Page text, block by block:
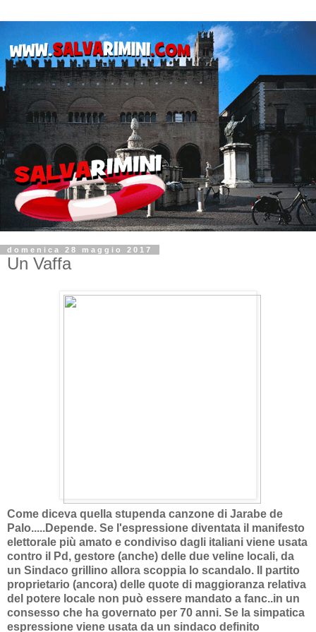
domenica 28 maggio 2017
Un Vaffa
Come diceva quella stupenda canzone di Jarabe de
Palo.....Depende. Se l'espressione diventata il manifesto
elettorale più amato e condiviso dagli italiani viene usata
contro il Pd, gestore (anche) delle due veline locali, da
un Sindaco grillino allora scoppia lo scandalo. Il partito
proprietario (ancora) delle quote di maggioranza relativa
del potere locale non può essere mandato a fanc..in un
consesso che ha governato per 70 anni. Se la simpatica
espressione viene usata da un sindaco definito